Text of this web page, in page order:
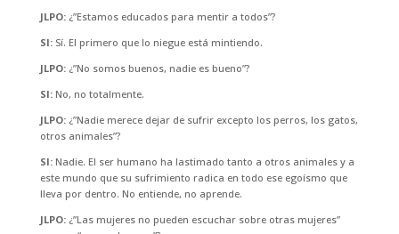
JLPO:¿”Estamos educados para mentir a todos”?
SI:Sí. El primero que lo niegue está mintiendo.
JLPO:¿”No somos buenos, nadie es bueno”?
SI:No, no totalmente.
JLPO:¿”Nadie merece dejar de sufrir excepto los perros, los gatos,
otros animales”?
SI:Nadie. El ser humano ha lastimado tanto a otros animales y a
este mundo que su sufrimiento radica en todo ese egoísmo que
lleva por dentro. No entiende, no aprende.
JLPO:¿”Las mujeres no pueden escuchar sobre otras mujeres”